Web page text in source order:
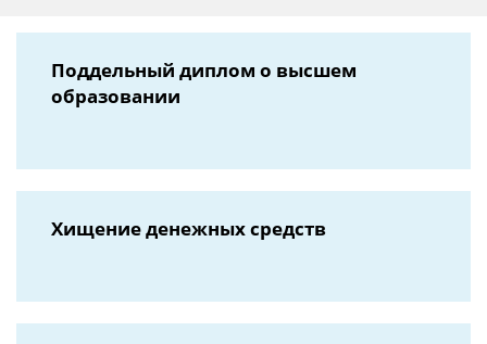
Поддельный диплом о высшем
образовании
Хищение денежных средств